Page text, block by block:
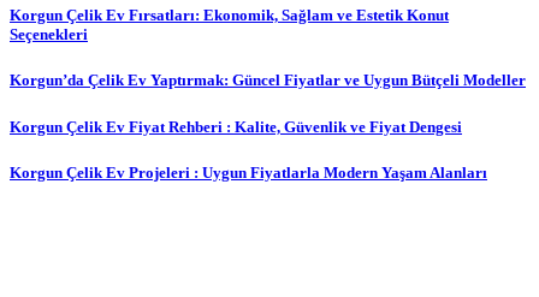
Korgun Çelik Ev Fırsatları: Ekonomik, Sağlam ve Estetik Konut
Seçenekleri
Korgun’da Çelik Ev Yaptırmak: Güncel Fiyatlar ve Uygun Bütçeli Modeller
Korgun Çelik Ev Fiyat Rehberi : Kalite, Güvenlik ve Fiyat Dengesi
Korgun Çelik Ev Projeleri : Uygun Fiyatlarla Modern Yaşam Alanları